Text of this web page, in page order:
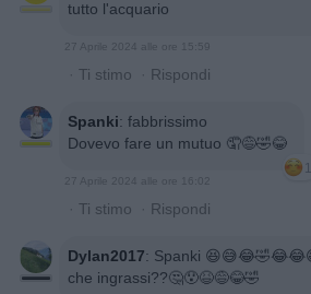
tutto l'acquario
27 Aprile 2024 alle ore 15:59
· Ti stimo · Rispondi
Spanki: fabbrissimo
Dovevo fare un mutuo 🤦😅🤣😂
1
27 Aprile 2024 alle ore 16:02
· Ti stimo · Rispondi
Dylan2017: Spanki
che ingrassi??🤔😯😆😅😂🤣